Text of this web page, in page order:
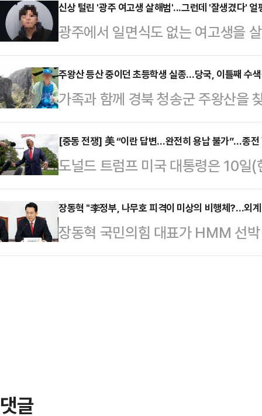
되는 시점에서 글로벌 자금의 한국
다.11일 금융감독원 전자공시시스
(BlackRock Fund Advisors)는
유해 지분율 6.23%(4월22일 기준
보고서 기준 455만5963주
신상 털린 '광주 여고생 살해범'...그런데 '잘생겼다' 얼
광주에서 일면식도 없는 여고생을
신상정보가 온라인에서 빠르게 확
부 누리꾼이 외모를 평가하는 댓글
온라인 커뮤니티와 사회관계망서
유됐다. 그러나 해당 사진에는 "잘
관련된 반응이 이어졌다.이에 대해
자일 뿐이다. 범죄자한테 왜 인물
사건 겪어…
주왕산 등산 중이던 초등학생 실종…당국, 이틀째 수
가족과 함께 경북 청송군 주왕산을
이 진행되고 있다.11일 경찰 및 소
A군(11)은 전날 오후 가족과 함께
을 찾은 후 홀로 주봉으로 등산에
소지하지 않은 채 산행에 나섰던 아
자 전날 오후 5시 53분께 소방 당
은 인력과 장비 등을 동원해 수색작
다.경찰과 소…
[중동 전쟁] 美 “이란 답변…완전히 용납 불가”…종전
도널드 트럼프 미국 대통령은 10일
측이 수용불가능한 내용의 답변을
르면 트럼프 대통령은 10일(현지
스소셜을 통해 “이란의 소위 ‘대표
다”며 “마음에 들지 않는다. 완전
장동혁 "李정부, 나무호 피격이 미상의 비행체?…외
장동혁 국민의힘 대표가 HMM 선
행체에 타격을 당했다는 외교부 발
댓글